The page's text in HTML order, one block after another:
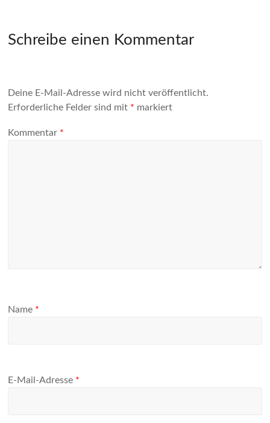
Schreibe einen Kommentar
Deine E-Mail-Adresse wird nicht veröffentlicht.
Erforderliche Felder sind mit * markiert
Kommentar *
Name *
E-Mail-Adresse *